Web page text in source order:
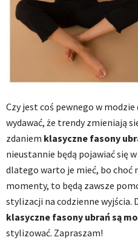
Czy jest coś pewnego w
wydawać, że trendy zmieniają
zdaniem klasyczne fasony
nieustannie będą pojawiać się
dlatego warto je mieć, bo choć
momenty, to będą zawsze
stylizacji na codzienne wyjścia.
klasyczne fasony ubrań są
stylizować. Zapraszam!